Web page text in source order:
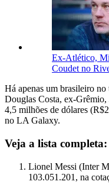
Ex-Atlético,
Coudet no
Há apenas um brasileiro
Douglas Costa, ex-
4,5 milhões de dólares
no LA Galaxy.
Veja a lista completa:
Lionel Messi (Inter
103.051.201, na